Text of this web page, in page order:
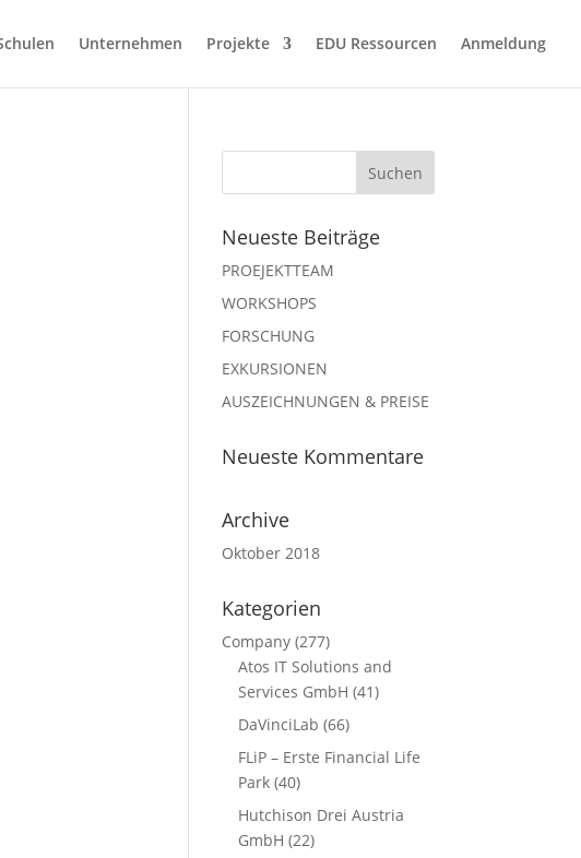
Unternehmen Projekte EDU Ressourcen Anmeldung
Neueste Beiträge
PROEJEKTTEAM
WORKSHOPS
FORSCHUNG
EXKURSIONEN
AUSZEICHNUNGEN & PREISE
Neueste Kommentare
Archive
Oktober 2018
Kategorien
Company (277)
Atos IT Solutions and
Services GmbH (41)
DaVinciLab (66)
FLiP – Erste Financial Life
Park (40)
Hutchison Drei Austria
GmbH (22)